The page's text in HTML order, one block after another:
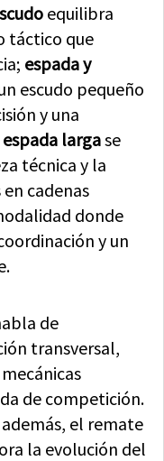
equilibra
táctico que
espada y
escudo pequeño
y una
espada largase
técnica y la
cadenas
donde
y un
de
transversal,
de competición.
el remate
la evolución del